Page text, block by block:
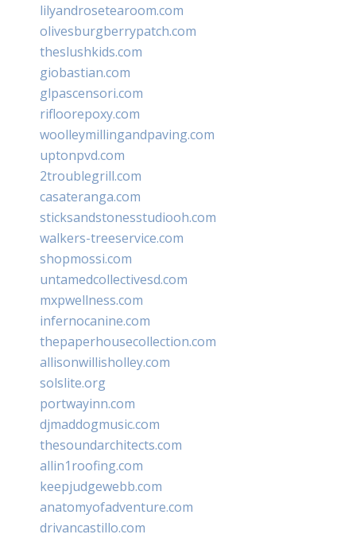
lilyandrosetearoom.com
olivesburgberrypatch.com
theslushkids.com
giobastian.com
glpascensori.com
rifloorepoxy.com
woolleymillingandpaving.com
uptonpvd.com
2troublegrill.com
casateranga.com
sticksandstonesstudiooh.com
walkers-treeservice.com
shopmossi.com
untamedcollectivesd.com
mxpwellness.com
infernocanine.com
thepaperhousecollection.com
allisonwillisholley.com
solslite.org
portwayinn.com
djmaddogmusic.com
thesoundarchitects.com
allin1roofing.com
keepjudgewebb.com
anatomyofadventure.com
drivancastillo.com